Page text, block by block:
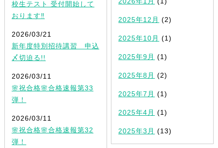
校生テスト 受付開始して
おります‼
2026/03/21
新年度特別招待講習 申込
〆切迫る!!
2026/03/11
🌸祝合格🌸合格速報第33
弾！
2026/03/11
🌸祝合格🌸合格速報第32
弾！
2025年12月 (2)
2025年10月 (1)
2025年9月 (1)
2025年8月 (2)
2025年7月 (1)
2025年4月 (1)
2025年3月 (13)